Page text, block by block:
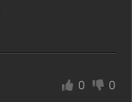
0 0